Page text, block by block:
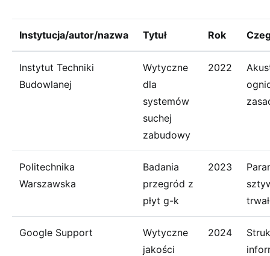
Instytucja/autor/nazwa Tytuł Rok
Instytut Techniki
Budowlanej
Wytyczne
dla
systemów
suchej
zabudowy
2022
Politechnika
Warszawska
Badania
przegród z
płyt g-k
2023
Google Support
Wytyczne
jakości
2024